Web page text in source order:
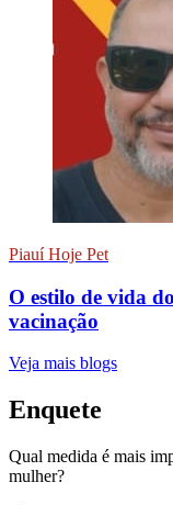
Piauí Hoje Pet
O estilo de vida
vacinação
Veja mais blogs
Enquete
Qual medida é mais
mulher?